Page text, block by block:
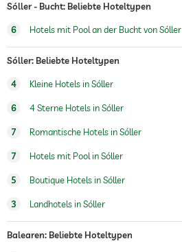
Sóller - Bucht: Beliebte Hoteltypen
6 Hotels mit Pool an der Bucht von Sóller
Sóller: Beliebte Hoteltypen
4 Kleine Hotels in Sóller
6 4 Sterne Hotels in Sóller
7 Romantische Hotels in Sóller
7 Hotels mit Pool in Sóller
5 Boutique Hotels in Sóller
3 Landhotels in Sóller
Balearen: Beliebte Hoteltypen